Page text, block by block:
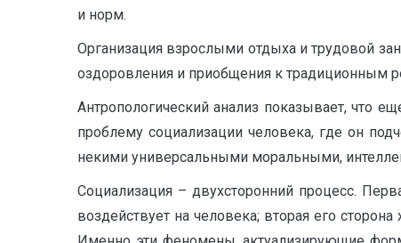
и норм.
Организация взрослыми отдыха и трудовой
оздоровления и приобщения к традиционным
Антропологический анализ показывает, что
проблему социализации человека, где он
некими универсальными моральными,
Социализация – двухсторонний процесс.
воздействует на человека; вторая его